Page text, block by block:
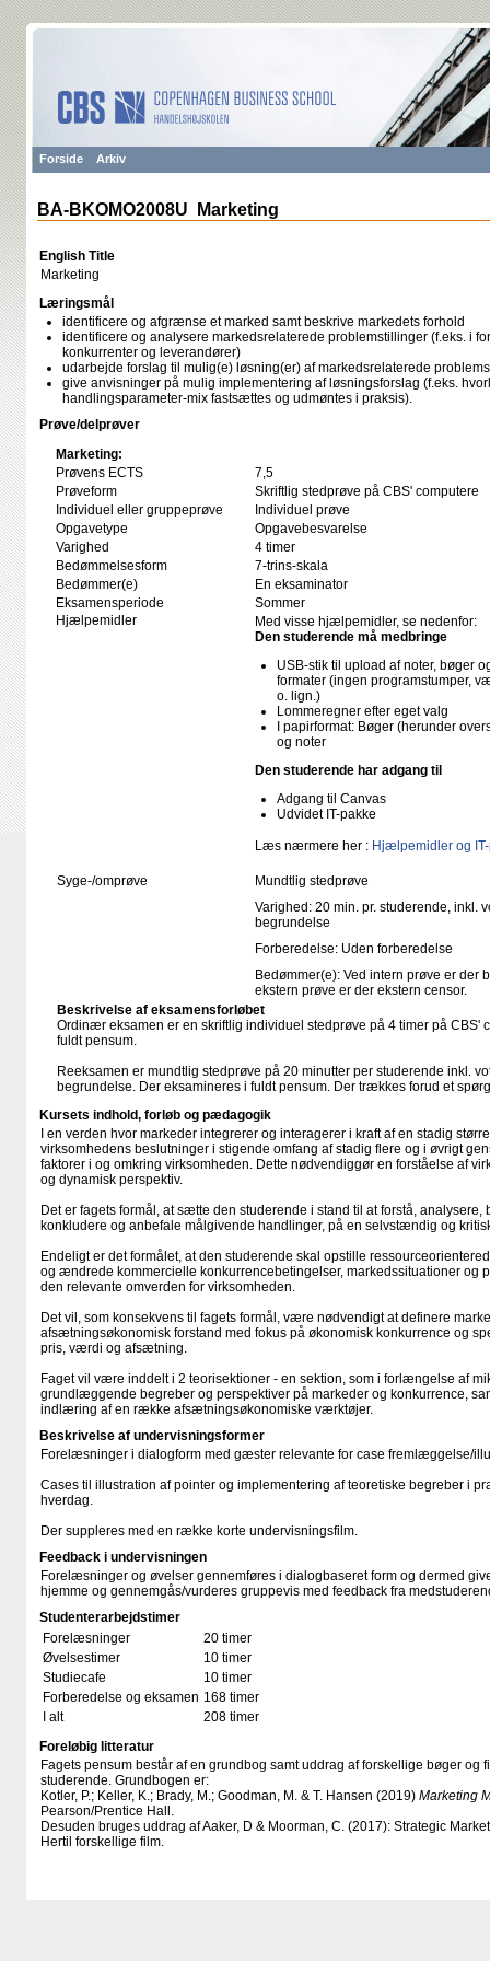
Forside Arkiv
BA-BKOMO2008U Marketing
English Title
Marketing
Læringsmål
identificere og afgrænse et marked samt beskrive markedets forhold
identificere og analysere markedsrelaterede problemstillinger (f.eks. i
konkurrenter og leverandører)
udarbejde forslag til mulig(e) løsning(er) af markedsrelaterede
give anvisninger på mulig implementering af løsningsforslag (f.eks.
handlingsparameter-mix fastsættes og udmøntes i praksis).
Prøve/delprøver
Marketing:
Prøvens ECTS
7,5
Prøveform
Skriftlig stedprøve på CBS' computere
Individuel eller gruppeprøve
Individuel prøve
Opgavetype
Opgavebesvarelse
Varighed
4 timer
Bedømmelsesform
7-trins-skala
Bedømmer(e)
En eksaminator
Eksamensperiode
Sommer
Hjælpemidler
Med visse hjælpemidler, se nedenfor:
Den studerende må medbringe
USB-stik til upload af noter, bøger
formater (ingen programstumper,
o. lign.)
Lommeregner efter eget valg
I papirformat: Bøger (herunder
og noter
Den studerende har adgang til
Adgang til Canvas
Udvidet IT-pakke
Læs nærmere her : Hjælpemidler og
Syge-/omprøve
Mundtlig stedprøve
Varighed: 20 min. pr. studerende, inkl.
begrundelse
Forberedelse: Uden forberedelse
Bedømmer(e): Ved intern prøve er der
ekstern prøve er der ekstern censor.
Beskrivelse af eksamensforløbet
Ordinær eksamen er en skriftlig individuel stedprøve på 4 timer på CBS'
fuldt pensum.
Reeksamen er mundtlig stedprøve på 20 minutter per studerende inkl.
begrundelse. Der eksamineres i fuldt pensum. Der trækkes forud et
Kursets indhold, forløb og pædagogik
I en verden hvor markeder integrerer og interagerer i kraft af en stadig
virksomhedens beslutninger i stigende omfang af stadig flere og i øvrigt
faktorer i og omkring virksomheden. Dette nødvendiggør en forståelse af
og dynamisk perspektiv.
Det er fagets formål, at sætte den studerende i stand til at forstå, analysere,
konkludere og anbefale målgivende handlinger, på en selvstændig og
Endeligt er det formålet, at den studerende skal opstille
og ændrede kommercielle konkurrencebetingelser, markedssituationer og
den relevante omverden for virksomheden.
Det vil, som konsekvens til fagets formål, være nødvendigt at definere
afsætningsøkonomisk forstand med fokus på økonomisk konkurrence og
pris, værdi og afsætning.
Faget vil være inddelt i 2 teorisektioner - en sektion, som i forlængelse af
grundlæggende begreber og perspektiver på markeder og konkurrence,
indlæring af en række afsætningsøkonomiske værktøjer.
Beskrivelse af undervisningsformer
Forelæsninger i dialogform med gæster relevante for case fremlæggelse/​
Cases til illustration af pointer og implementering af teoretiske begreber i
hverdag.
Der suppleres med en række korte undervisningsfilm.
Feedback i undervisningen
Forelæsninger og øvelser gennemføres i dialogbaseret form og dermed
hjemme og gennemgås/vurderes gruppevis med feedback fra
Studenterarbejdstimer
Forelæsninger
20 timer
Øvelsestimer
10 timer
Studiecafe
10 timer
Forberedelse og eksamen 168 timer
I alt
208 timer
Foreløbig litteratur
Fagets pensum består af en grundbog samt uddrag af forskellige bøger
studerende. Grundbogen er:
Kotler, P.; Keller, K.; Brady, M.; Goodman, M. & T. Hansen (2019) Marketing
Pearson/Prentice Hall.
Desuden bruges uddrag af Aaker, D & Moorman, C. (2017): Strategic
Hertil forskellige film.